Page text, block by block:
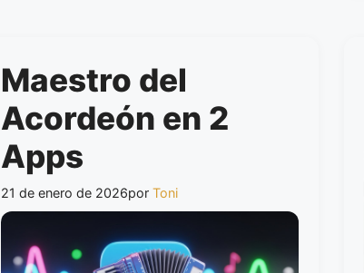
Maestro del
Acordeón en 2
Apps
21 de enero de 2026porToni